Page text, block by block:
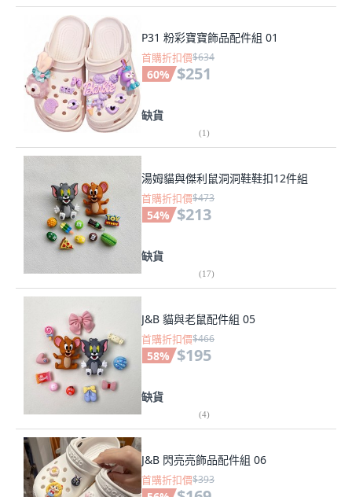
P31 粉彩寶寶飾品配件組 01
首購折扣價$634
60% $251
缺貨
(1)
湯姆貓與傑利鼠洞洞鞋鞋扣12件組
首購折扣價$473
54% $213
缺貨
(17)
J&B 貓與老鼠配件組 05
首購折扣價$466
58% $195
缺貨
(4)
J&B 閃亮亮飾品配件組 06
首購折扣價$393